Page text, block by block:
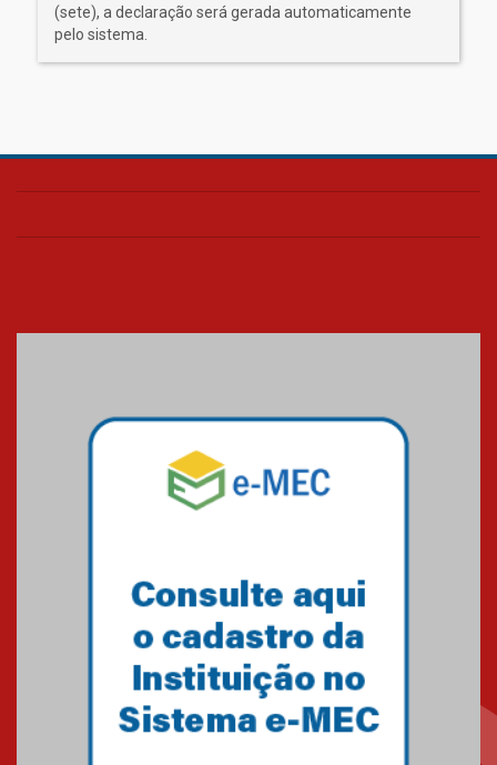
(sete), a declaração será gerada automaticamente
pelo sistema.